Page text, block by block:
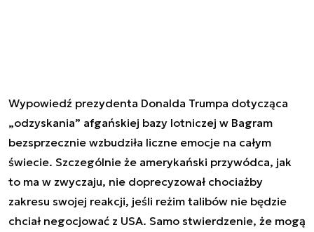
Wypowiedź prezydenta Donalda Trumpa dotycząca
„odzyskania” afgańskiej bazy lotniczej w Bagram
bezsprzecznie wzbudziła liczne emocje na całym
świecie. Szczególnie że amerykański przywódca, jak
to ma w zwyczaju, nie doprecyzował chociażby
zakresu swojej reakcji, jeśli reżim talibów nie będzie
chciał negocjować z USA. Samo stwierdzenie, że mogą